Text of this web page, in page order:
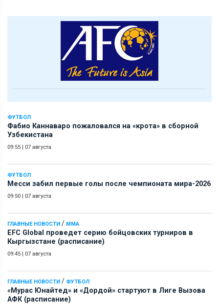
ФУТБОЛ
Фабио Каннаваро пожаловался на «крота» в сборной
Узбекистана
09:55 | 07 августа
ФУТБОЛ
Месси забил первые голы после чемпионата мира-2026
09:50 | 07 августа
ГЛАВНЫЕ НОВОСТИ / ММА
EFC Global проведет серию бойцовских турниров в
Кыргызстане (расписание)
09:45 | 07 августа
ГЛАВНЫЕ НОВОСТИ / ФУТБОЛ
«Мурас Юнайтед» и «Дордой» стартуют в Лиге Вызова
АФК (расписание)